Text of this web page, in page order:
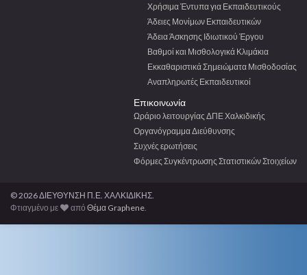
Χρήσιμα Έντυπα για Εκπαιδευτικούς
Άδειες Μονίμων Εκπαιδευτικών
Άδεια Άσκησης Ιδιωτικού Έργου
Βαθμοί και Μισθολογικά Κλιμάκια
Εκκαθαριστικά Σημειώματα Μισθοδοσίας
Αναπληρωτές Εκπαιδευτικοί
Επικοινωνία
Ωράριο λειτουργίας ΔΠΕ Χαλκιδικής
Οργανόγραμμα Διεύθυνσης
Συχνές ερωτήσεις
Φόρμες Συγκέντρωσης Στατιστικών Στοιχείων
© 2026 ΔΙΕΥΘΥΝΣΗ Π.Ε. ΧΑΛΚΙΔΙΚΗΣ.
Φτιαγμένο με
απόΘέμα Graphene